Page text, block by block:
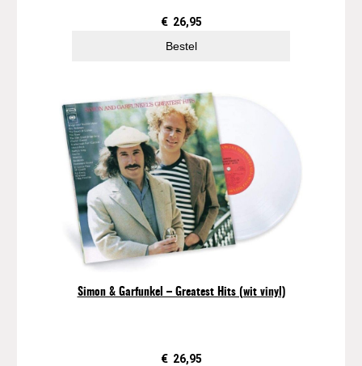
€ 26,95
Bestel
Simon & Garfunkel – Greatest Hits (wit vinyl)
€ 26,95